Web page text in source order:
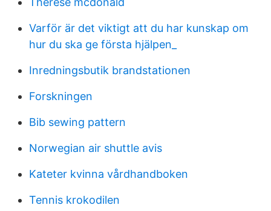
Varför är det viktigt att du har kunskap om
hur du ska ge första hjälpen_
Inredningsbutik brandstationen
Forskningen
Bib sewing pattern
Norwegian air shuttle avis
Kateter kvinna vårdhandboken
Tennis krokodilen